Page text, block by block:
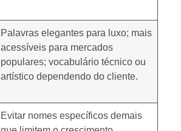
Palavras elegantes para luxo; mais
acessíveis para mercados
populares; vocabulário técnico ou
artístico dependendo do cliente.
Evitar nomes específicos demais